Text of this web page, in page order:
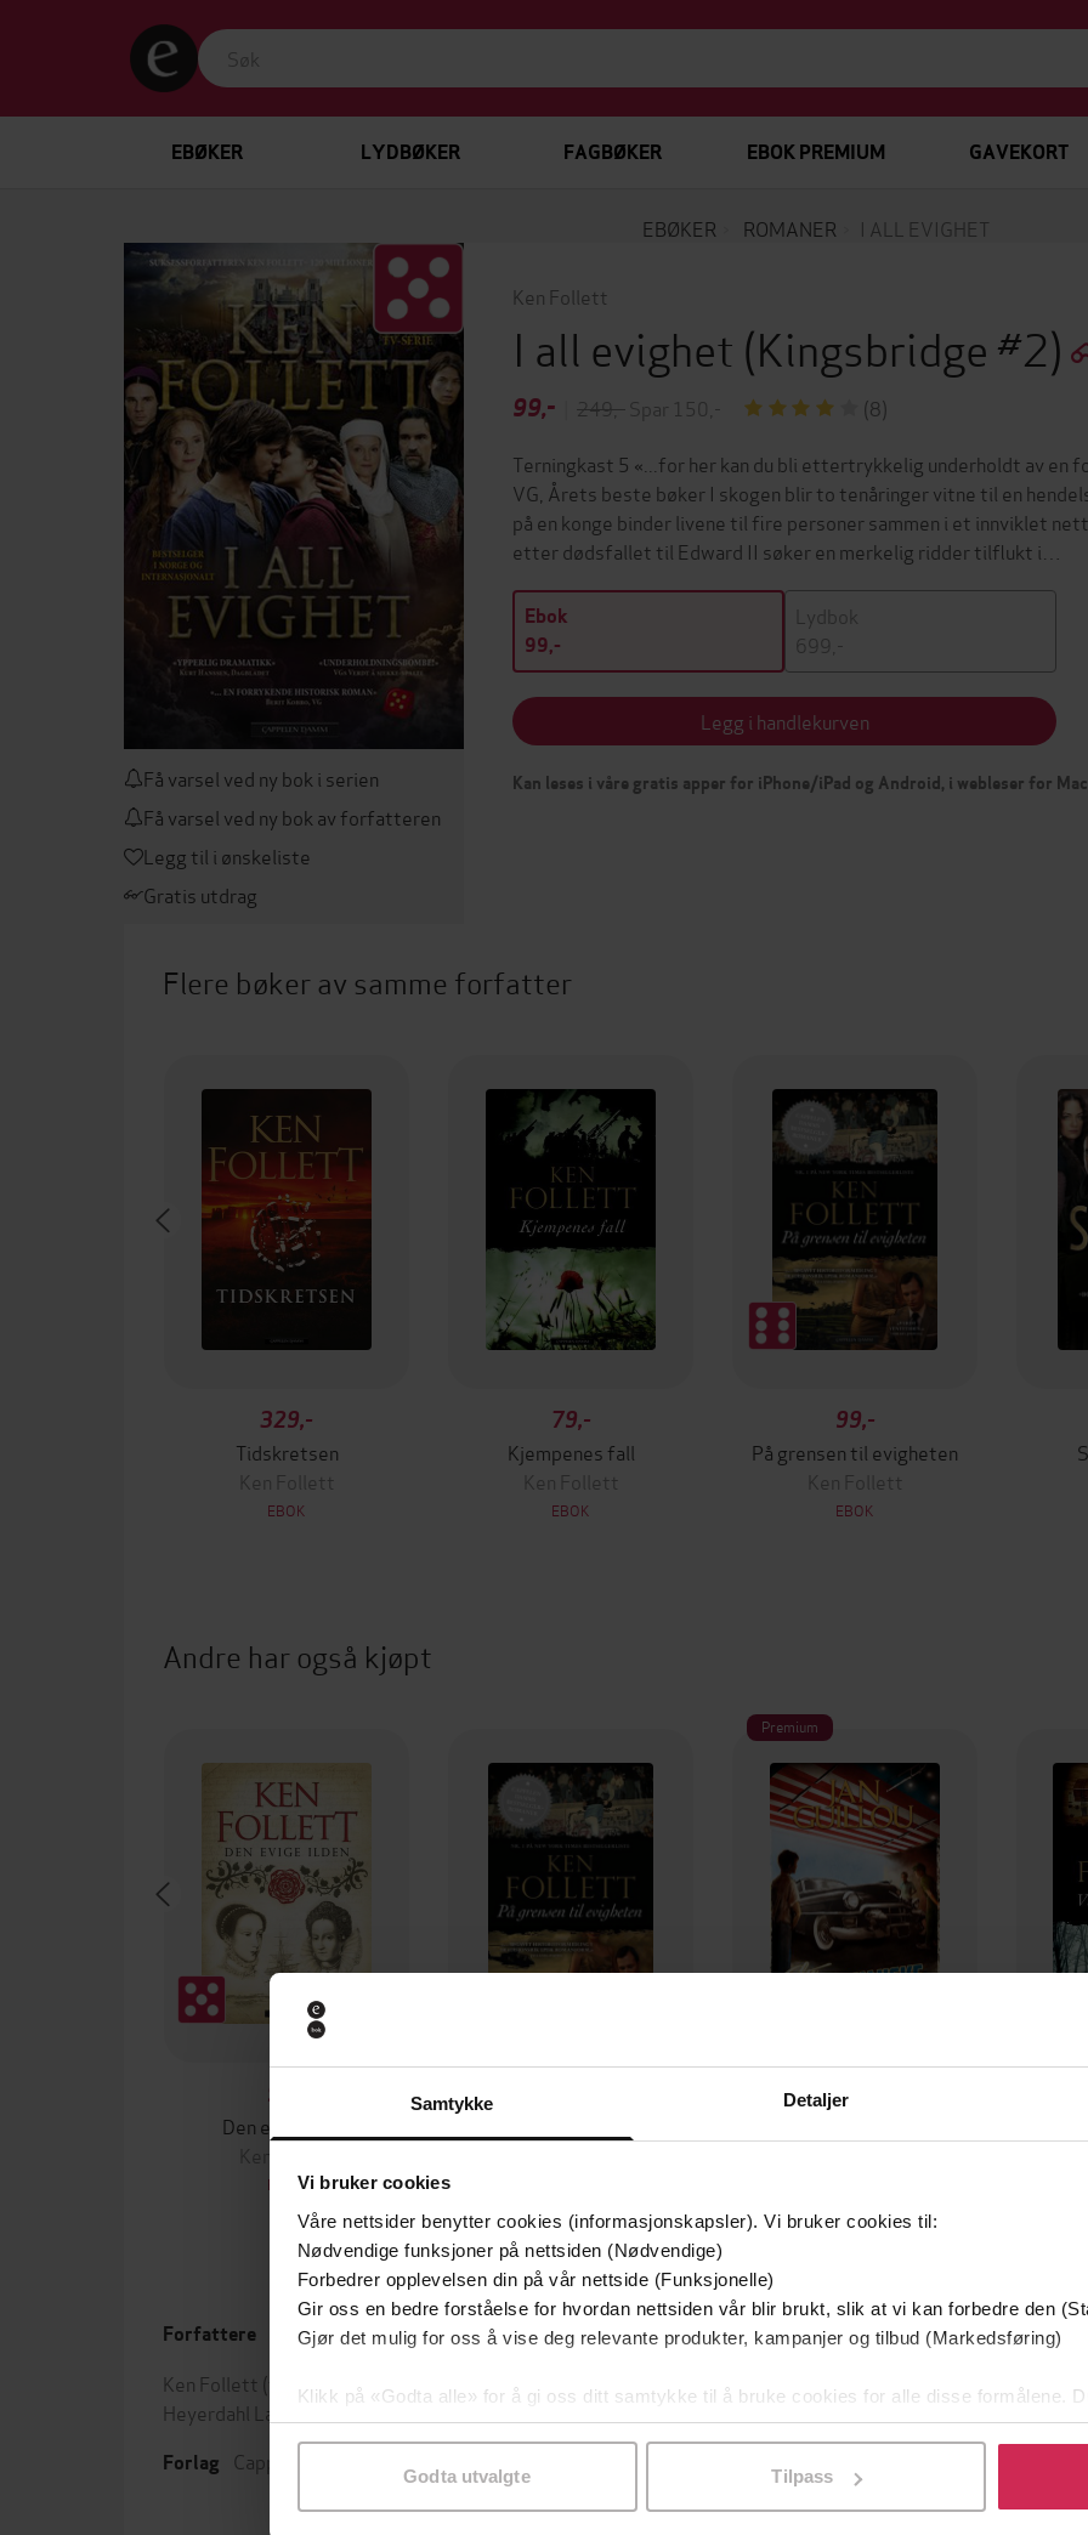
Samtykke Detaljer
Vi bruker cookies
Våre nettsider benytter cookies (informasjonskapsler). Vi bruker cookies til:
Nødvendige funksjoner på nettsiden (Nødvendige)
Forbedrer opplevelsen din på vår nettside (Funksjonelle)
Gir oss en bedre forståelse for hvordan nettsiden vår blir brukt, slik at vi kan forbedre den
Gjør det mulig for oss å vise deg relevante produkter, kampanjer og tilbud (Markedsføring)
Klikk på «Godta alle» for å gi oss ditt samtykke til å bruke cookies for alle disse formålene.
samtykke til spesifikke formål ved å klikke på «Tilpass». Du kan når som helst trekke
Godta utvalgte Tilpass
EBØKER LYDBØKER FAGBØKER EBOK PREMIUM GAVEKORT
EBØKER ROMANER I ALL EVIGHET
Få varsel ved ny bok i serien
Få varsel ved ny bok av forfatteren
Legg til i ønskeliste
Gratis utdrag
Ken Follett
I all evighet (Kingsbridge #2)
99,- 249,- Spar 150,-
(8)
Terningkast 5 «...for her kan du bli ettertrykkelig underholdt av en
VG, Årets beste bøker I skogen blir to tenåringer vitne til en
på en konge binder livene til fire personer sammen i et innviklet
etter dødsfallet til Edward II søker en merkelig ridder tilflukt i…
Ebok
99,-
Lydbok
699,-
Legg i handlekurven
Kan leses i våre gratis apper for iPhone/iPad og Android, i webleser for
Flere bøker av samme forfatter
329,-
Tidskretsen
Ken Follett
EBOK
79,-
Kjempenes fall
Ken Follett
EBOK
99,-
På grensen til evigheten
Ken Follett
EBOK
Andre har også kjøpt
99,-
Den evige ilden
Ken Follett
EBOK
Premium
89,-
Forfattere
Ken Follett (forfatter), Dag
Heyerdahl Larsen
Forlag Cappelen Damm
Utgitt 16.10.2014
Lengde 1100
Sjanger Skjønnlitteratur,Romaner
Serie Kingsbridge
Nummer i serie 2
Språk Bokmål